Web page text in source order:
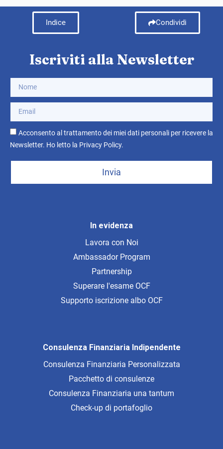
Indice Condividi
Consulenza Finanziaria Indipendente
Consulenza Finanziaria Personalizzata
Pacchetto di consulenze
Consulenza Finanziaria una tantum
Check-up di portafoglio
In evidenza
Lavora con Noi
Ambassador Program
Partnership
Superare l'esame OCF
Supporto iscrizione albo OCF
Iscriviti alla Newsletter
Acconsento al trattamento dei miei dati personali per ricevere la
Newsletter. Ho letto la Privacy Policy.
Invia